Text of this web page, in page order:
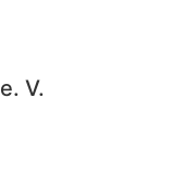
V.